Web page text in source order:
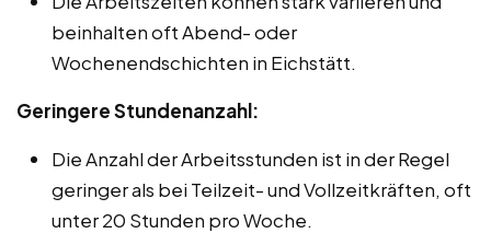
beinhalten oft Abend- oder
Wochenendschichten in Eichstätt.
Geringere Stundenanzahl:
Die Anzahl der Arbeitsstunden ist in der Regel
geringer als bei Teilzeit- und Vollzeitkräften, oft
unter 20 Stunden pro Woche.